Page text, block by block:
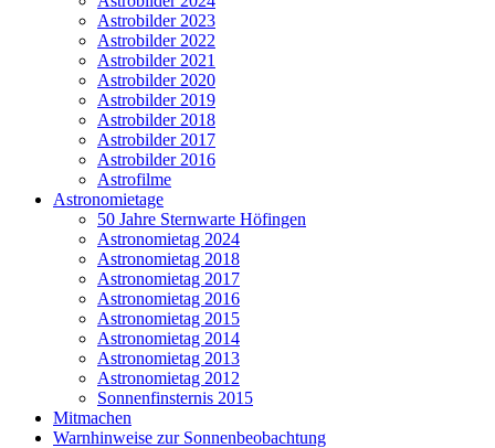
Astrobilder 2023
Astrobilder 2022
Astrobilder 2021
Astrobilder 2020
Astrobilder 2019
Astrobilder 2018
Astrobilder 2017
Astrobilder 2016
Astrofilme
Astronomietage
50 Jahre Sternwarte Höfingen
Astronomietag 2024
Astronomietag 2018
Astronomietag 2017
Astronomietag 2016
Astronomietag 2015
Astronomietag 2014
Astronomietag 2013
Astronomietag 2012
Sonnenfinsternis 2015
Mitmachen
Warnhinweise zur Sonnenbeobachtung